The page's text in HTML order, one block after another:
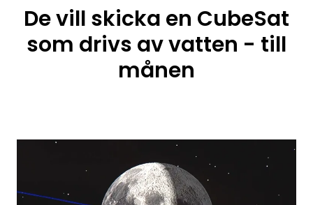
De vill skicka en CubeSat
som drivs av vatten - till
månen